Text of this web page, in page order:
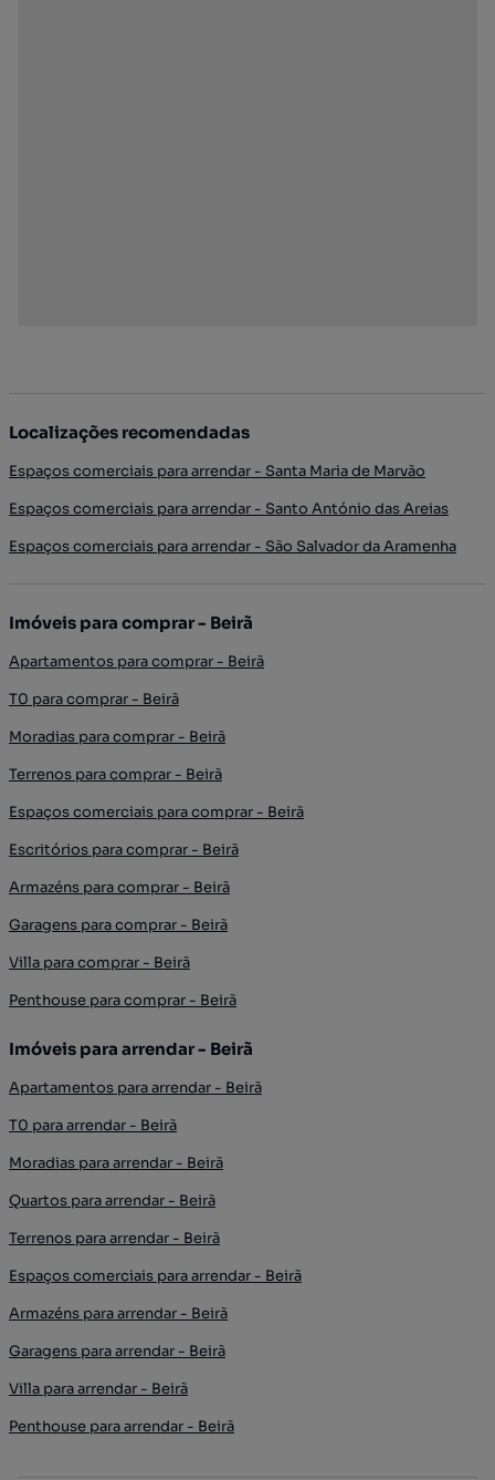
Localizações recomendadas
Espaços comerciais para arrendar - Santa Maria de Marvão
Espaços comerciais para arrendar - Santo António das Areias
Espaços comerciais para arrendar - São Salvador da Aramenha
Imóveis para comprar - Beirã
Apartamentos para comprar - Beirã
T0 para comprar - Beirã
Moradias para comprar - Beirã
Terrenos para comprar - Beirã
Espaços comerciais para comprar - Beirã
Escritórios para comprar - Beirã
Armazéns para comprar - Beirã
Garagens para comprar - Beirã
Villa para comprar - Beirã
Penthouse para comprar - Beirã
Imóveis para arrendar - Beirã
Apartamentos para arrendar - Beirã
T0 para arrendar - Beirã
Moradias para arrendar - Beirã
Quartos para arrendar - Beirã
Terrenos para arrendar - Beirã
Espaços comerciais para arrendar - Beirã
Armazéns para arrendar - Beirã
Garagens para arrendar - Beirã
Villa para arrendar - Beirã
Penthouse para arrendar - Beirã